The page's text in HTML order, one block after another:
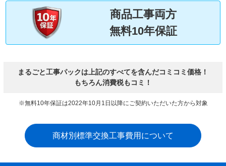
商品工事両方
無料10年保証
まるごと工事パックは上記のすべてを含んだコミコミ価格！
もちろん消費税もコミ！
※無料10年保証は2022年10月1日以降にご契約いただいた方から対象
商材別標準交換工事費用について